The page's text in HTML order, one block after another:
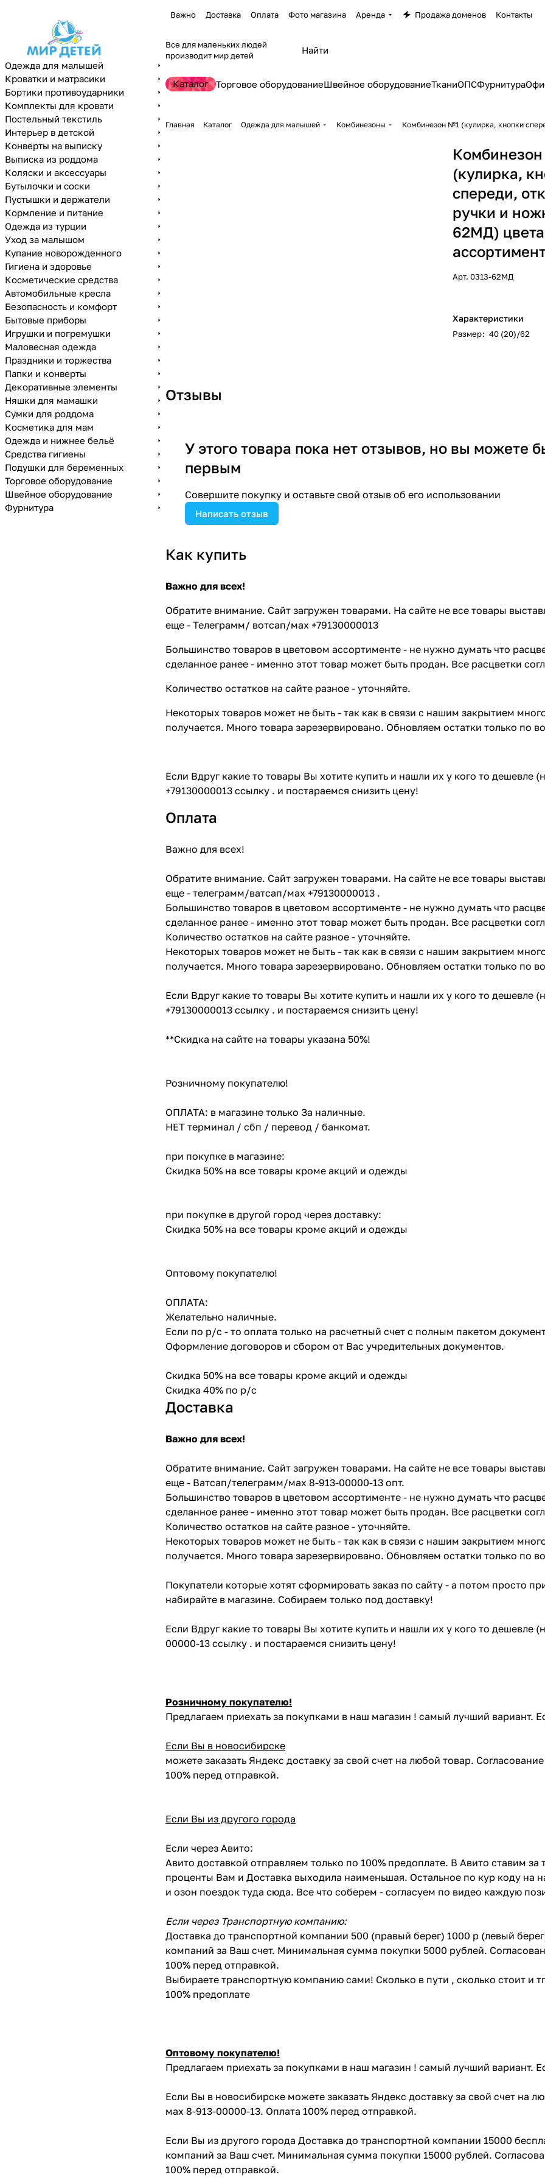
Важно Доставка Оплата Фото магазина Аренда Продажа доменов Контакты
Все для маленьких людей
производит мир детей
Каталог Торговое оборудованиеШвейное оборудованиеТканиОПСФурнитура
Главная Каталог Одежда для малышей Комбинезоны Комбинезон №1 (кулирка, кнопки
(кулирка,
спереди,
ручки и
62МД)
Арт. 0313-62МД
Характеристики
Размер: 40 (20)/62
Отзывы
У этого товара пока нет отзывов, но вы можете
первым
Совершите покупку и оставьте свой отзыв об его использовании
Написать отзыв
Как купить
Важно для всех!
Обратите внимание. Сайт загружен товарами. На сайте не все товары
еще - Телеграмм/ вотсап/мах +79130000013
Большинство товаров в цветовом ассортименте - не нужно думать что
сделанное ранее - именно этот товар может быть продан. Все расцветки
Количество остатков на сайте разное - уточняйте.
Некоторых товаров может не быть - так как в связи с нашим закрытием
получается. Много товара зарезервировано. Обновляем остатки только по
Если Вдруг какие то товары Вы хотите купить и нашли их у кого то
+79130000013 ссылку . и постараемся снизить цену!
Оплата
Важно для всех!
Обратите внимание. Сайт загружен товарами. На сайте не все товары
еще - телеграмм/ватсап/мах +79130000013 .
Большинство товаров в цветовом ассортименте - не нужно думать что
сделанное ранее - именно этот товар может быть продан. Все расцветки
Количество остатков на сайте разное - уточняйте.
Некоторых товаров может не быть - так как в связи с нашим закрытием
получается. Много товара зарезервировано. Обновляем остатки только по
Если Вдруг какие то товары Вы хотите купить и нашли их у кого то
+79130000013 ссылку . и постараемся снизить цену!
**Скидка на сайте на товары указана 50%!
Розничному покупателю!
ОПЛАТА: в магазине только За наличные.
НЕТ терминал / сбп / перевод / банкомат.
при покупке в магазине:
Скидка 50% на все товары кроме акций и одежды
при покупке в другой город через доставку:
Скидка 50% на все товары кроме акций и одежды
Оптовому покупателю!
ОПЛАТА:
Желательно наличные.
Если по р/с - то оплата только на расчетный счет с полным пакетом
Оформление договоров и сбором от Вас учредительных документов.
Скидка 50% на все товары кроме акций и одежды
Скидка 40% по р/с
Доставка
Важно для всех!
Обратите внимание. Сайт загружен товарами. На сайте не все товары
еще - Ватсап/телеграмм/мах 8-913-00000-13 опт.
Большинство товаров в цветовом ассортименте - не нужно думать что
сделанное ранее - именно этот товар может быть продан. Все расцветки
Количество остатков на сайте разное - уточняйте.
Некоторых товаров может не быть - так как в связи с нашим закрытием
получается. Много товара зарезервировано. Обновляем остатки только по
Покупатели которые хотят сформировать заказ по сайту - а потом просто
набирайте в магазине. Собираем только под доставку!
Если Вдруг какие то товары Вы хотите купить и нашли их у кого то
00000-13 ссылку . и постараемся снизить цену!
Розничному покупателю!
Предлагаем приехать за покупками в наш магазин ! самый лучший вариант.
Если Вы в новосибирске
можете заказать Яндекс доставку за свой счет на любой товар.
100% перед отправкой.
Если Вы из другого города
Если через Авито:
Авито доставкой отправляем только по 100% предоплате. В Авито ставим
проценты Вам и Доставка выходила наименьшая. Остальное по кур коду
и озон поездок туда сюда. Все что соберем - согласуем по видео каждую
Если через Транспортную компанию:
Доставка до транспортной компании 500 (правый берег) 1000 р (левый
компаний за Ваш счет. Минимальная сумма покупки 5000 рублей.
100% перед отправкой.
Выбираете транспортную компанию сами! Сколько в пути , сколько стоит и
100% предоплате
Оптовому покупателю!
Предлагаем приехать за покупками в наш магазин ! самый лучший вариант.
Если Вы в новосибирске можете заказать Яндекс доставку за свой счет на
мах 8-913-00000-13. Оплата 100% перед отправкой.
Если Вы из другого города Доставка до транспортной компании 15000
компаний за Ваш счет. Минимальная сумма покупки 15000 рублей.
100% перед отправкой.
Одежда для малышей
Кроватки и матрасики
Бортики противоударники
Комплекты для кровати
Постельный текстиль
Интерьер в детской
Конверты на выписку
Выписка из роддома
Коляски и аксессуары
Бутылочки и соски
Пустышки и держатели
Кормление и питание
Одежда из турции
Уход за малышом
Купание новорожденного
Гигиена и здоровье
Косметические средства
Автомобильные кресла
Безопасность и комфорт
Бытовые приборы
Игрушки и погремушки
Маловесная одежда
Праздники и торжества
Папки и конверты
Декоративные элементы
Няшки для мамашки
Сумки для роддома
Косметика для мам
Одежда и нижнее бельё
Средства гигиены
Подушки для беременных
Торговое оборудование
Швейное оборудование
Фурнитура